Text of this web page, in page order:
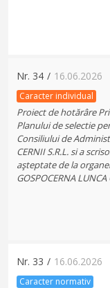
Nr. 34 / 16.06.2026
Caracter individual
Proiect de hotărâre
Planului de selectie
Consiliului de
CERNII S.R.L. si a
aşteptate de la
GOSPOCERNA LUNCA
Nr. 33 / 16.06.2026
Caracter normativ